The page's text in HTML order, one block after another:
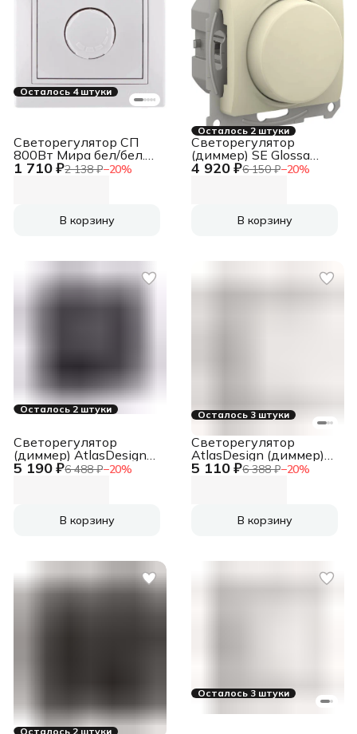
Осталось 4 штуки
1 710 ₽2 138 ₽−20%
Светорегулятор СП
800Вт Мира бел/бел.
Lezard 701-0202-115
В корзину
Осталось 2 штуки
4 920 ₽6 150 ₽−20%
Светорегулятор
(диммер) SE Glossa
Беж повор-нажим,
В корзину
Осталось 2 штуки
5 190 ₽6 488 ₽−20%
Светорегулятор
(диммер) AtlasDesign
повор-нажим LED RC
В корзину
Осталось 3 штуки
5 110 ₽6 388 ₽−20%
Светорегулятор
AtlasDesign (диммер)
повор-нажим. LED RC
В корзину
Осталось 2 штуки
Осталось 3 штуки